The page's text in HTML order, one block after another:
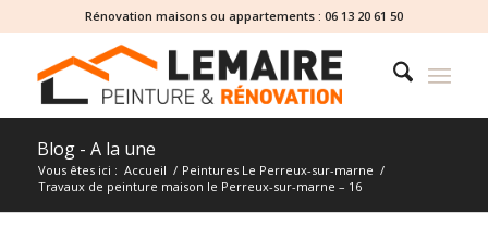
Rénovation maisons ou appartements : 06 13 20 61 50
Blog - A la une
Vous êtes ici : Accueil / Peintures Le Perreux-sur-marne /
Travaux de peinture maison le Perreux-sur-marne – 16